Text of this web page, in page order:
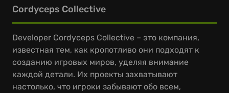
Cordyceps Collective
Developer Cordyceps Collective – это компания,
известная тем, как кропотливо они подходят к
созданию игровых миров, уделяя внимание
каждой детали. Их проекты захватывают
настолько, что игроки забывают обо всем,